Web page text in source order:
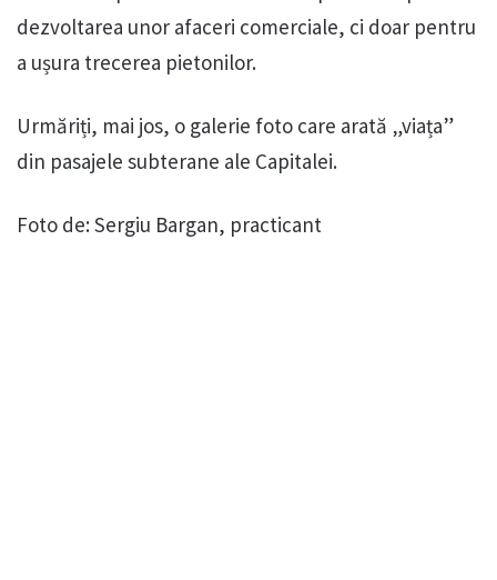
dezvoltarea unor afaceri comerciale, ci doar pentru
a ușura trecerea pietonilor.
Urmăriți, mai jos, o galerie foto care arată „viața”
din pasajele subterane ale Capitalei.
Foto de: Sergiu Bargan, practicant